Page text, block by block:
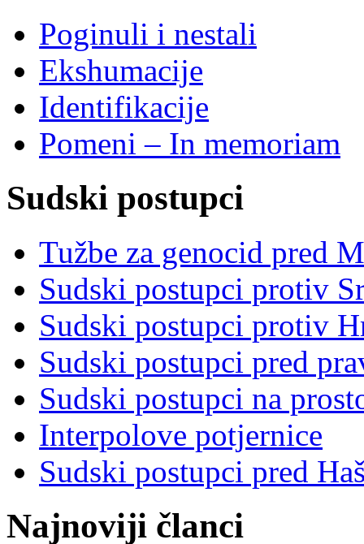
Poginuli i nestali
Ekshumacije
Identifikacije
Pomeni – In memoriam
Sudski postupci
Tužbe za genocid pred
Sudski postupci protiv
Sudski postupci protiv
Sudski postupci pred
Sudski postupci na
Interpolove potjernice
Sudski postupci pred
Najnoviji članci